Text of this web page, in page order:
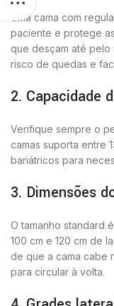
Uma cama com
paciente e protege
que desçam até
risco de quedas e
2. Capacidade
Verifique sempre o
camas suporta entre
bariátricos para
3. Dimensões
O tamanho standard
100 cm e 120 cm de
de que a cama cabe
para circular à volta.